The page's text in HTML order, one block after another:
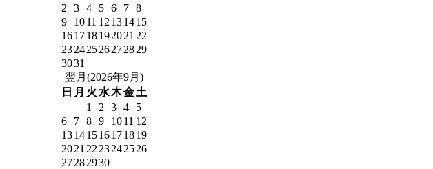
2
3 4 5 6 7 8
9
1011 12 131415
161718192021 22
23242526272829
3031
翌月(2026年9月)
日 月 火 水木金土
1
2 3 4
5
6
7 8 9 1011 12
13141516171819
2021 22 23242526
27282930